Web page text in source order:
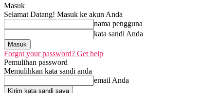
Masuk
Selamat Datang! Masuk ke akun Anda
nama pengguna
kata sandi Anda
Forgot your password? Get help
Pemulihan password
Memulihkan kata sandi anda
email Anda